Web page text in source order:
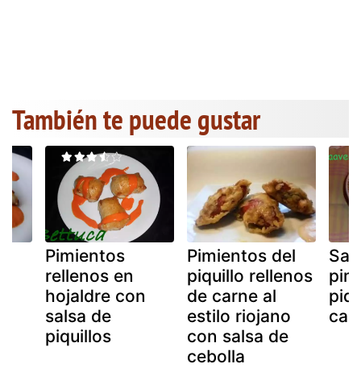
También te puede gustar
Pimientos
rellenos en
hojaldre con
salsa de
piquillos
Pimientos del
piquillo rellenos
de carne al
estilo riojano
con salsa de
cebolla